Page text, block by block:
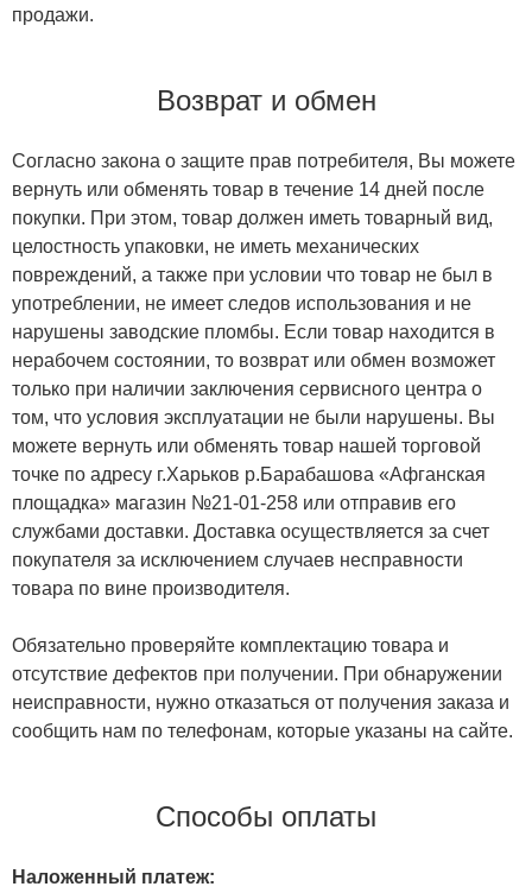
продажи.
Возврат и обмен
Согласно закона о защите прав потребителя, Вы можете
вернуть или обменять товар в течение 14 дней после
покупки. При этом, товар должен иметь товарный вид,
целостность упаковки, не иметь механических
повреждений, а также при условии что товар не был в
употреблении, не имеет следов использования и не
нарушены заводские пломбы. Если товар находится в
нерабочем состоянии, то возврат или обмен возможет
только при наличии заключения сервисного центра о
том, что условия эксплуатации не были нарушены. Вы
можете вернуть или обменять товар нашей торговой
точке по адресу г.Харьков р.Барабашова «Афганская
площадка» магазин №21-01-258 или отправив его
службами доставки. Доставка осуществляется за счет
покупателя за исключением случаев несправности
товара по вине производителя.
Обязательно проверяйте комплектацию товара и
отсутствие дефектов при получении. При обнаружении
неисправности, нужно отказаться от получения заказа и
сообщить нам по телефонам, которые указаны на сайте.
Способы оплаты
Наложенный платеж: